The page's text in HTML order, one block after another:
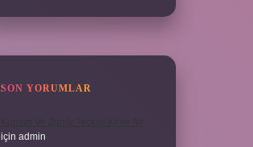
SON YORUMLAR
için admin